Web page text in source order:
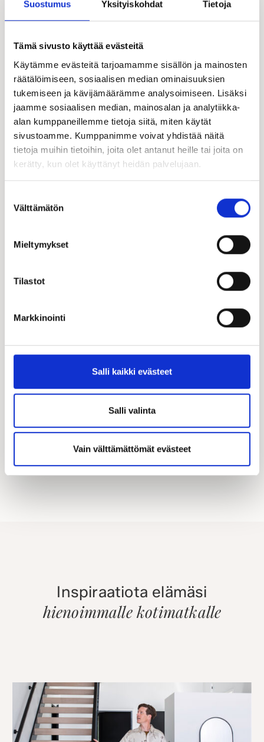
Suostumus Yksityiskohdat Tietoja
Tämä sivusto käyttää evästeitä
Käytämme evästeitä tarjoamamme sisällön ja mainosten
räätälöimiseen, sosiaalisen median ominaisuuksien
tukemiseen ja kävijämäärämme analysoimiseen. Lisäksi
jaamme sosiaalisen median, mainosalan ja analytiikka-
alan kumppaneillemme tietoja siitä, miten käytät
sivustoamme. Kumppanimme voivat yhdistää näitä
tietoja muihin tietoihin, joita olet antanut heille tai joita on
kerätty, kun olet käyttänyt heidän palvelujaan.
valinta
Välttämätön
Mieltymykset
Tilastot
Markkinointi
Salli kaikki evästeet
Salli valinta
Vain välttämättömät evästeet
Hyödynnä Kastellin tarjoamat merkittävät
kampanjamme.
KATSO KAIKKI KAMPANJAT
Inspiraatiota elämäsi
hienoimmalle kotimatkalle